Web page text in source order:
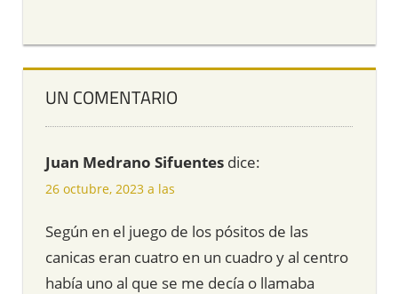
UN COMENTARIO
Juan Medrano Sifuentes dice:
26 octubre, 2023 a las
Según en el juego de los pósitos de las
canicas eran cuatro en un cuadro y al centro
había uno al que se me decía o llamaba